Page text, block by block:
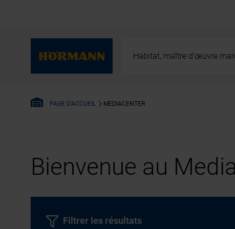
Habitat, maître d’œuvre
PAGE D'ACCUEIL MEDIACENTER
Bienvenue au
Filtrer les résultats